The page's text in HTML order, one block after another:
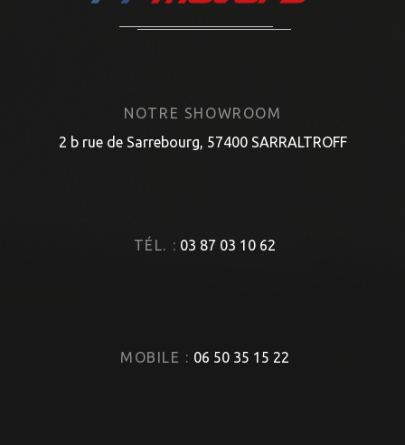
NOTRE SHOWROOM
2 b rue de Sarrebourg, 57400 SARRALTROFF
TÉL. : 03 87 03 10 62
MOBILE : 06 50 35 15 22